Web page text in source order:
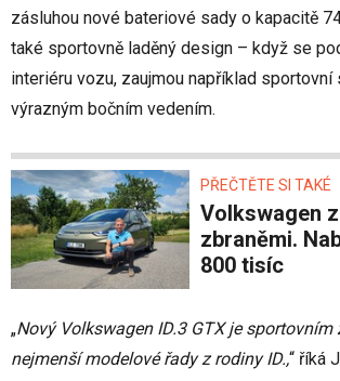
zásluhou nové bateriové sady o kapacitě
také sportovně laděný design – když se
interiéru vozu, zaujmou například sportovní
výrazným bočním vedením.
PŘEČTĚTE SI TAKÉ
Volkswagen zařinčel
zbraněmi.
800 tisíc
„Nový Volkswagen ID.3 GTX je
nejmenší modelové řady z rodiny ID.,“ říká